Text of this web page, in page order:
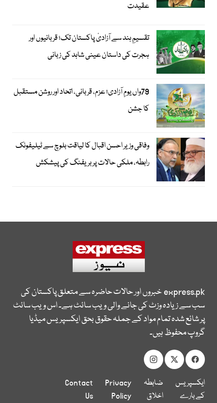
عقیدت
تقسیمِ ہند سے آزادیٔ پاکستان تک؛ قربانیوں اور
ہجرت کی داستان عینی شاہد کی زبانی
79واں یومِ آزادی؛ عزم، قربانی، اتحاد اور روشن مستقبل
کا جشن
وفاقی وزیر احسن اقبال کا لیاقت بلوچ سے ٹیلیفونک
رابطہ، ملکی حالات پر بریفنگ کی پیشکش
express.pkخبروں اور حالات حاضرہ سے متعلق پاکستان کی
سب سے زیادہ وزٹ کی جانے والی ویب سائٹ ہے۔ اس ویب سائٹ
پر شائع شدہ تمام مواد کے جملہ حقوق بحق ایکسپریس میڈیا
گروپ محفوظ ہیں۔
ایکسپریس
کے بارے
ضابطہ
اخلاق
Privacy
Policy
Contact
Us